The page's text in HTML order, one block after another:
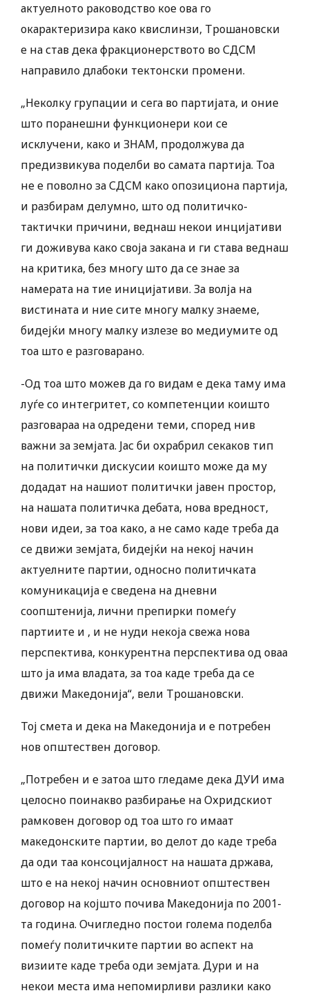
актуелното раководство кое ова го
окарактеризира како квислинзи, Трошановски
е на став дека фракционерството во СДСМ
направило длабоки тектонски промени.
„Неколку групации и сега во партијата, и оние
што поранешни функционери кои се
исклучени, како и ЗНАМ, продолжува да
предизвикува поделби во самата партија. Тоа
не е поволно за СДСМ како опозициона партија,
и разбирам делумно, што од политичко-
тактички причини, веднаш некои инцијативи
ги доживува како своја закана и ги става веднаш
на критика, без многу што да се знае за
намерата на тие иницијативи. За волја на
вистината и ние сите многу малку знаеме,
бидејќи многу малку излезе во медиумите од
тоа што е разговарано.
-Од тоа што можев да го видам е дека таму има
луѓе со интегритет, со компетенции коишто
разговараа на одредени теми, според нив
важни за земјата. Јас би охрабрил секаков тип
на политички дискусии коишто може да му
додадат на нашиот политички јавен простор,
на нашата политичка дебата, нова вредност,
нови идеи, за тоа како, а не само каде треба да
се движи земјата, бидејќи на некој начин
актуелните партии, односно политичката
комуникација е сведена на дневни
соопштенија, лични препирки помеѓу
партиите и , и не нуди некоја свежа нова
перспектива, конкурентна перспектива од оваа
што ја има владата, за тоа каде треба да се
движи Македонија“, вели Трошановски.
Тој смета и дека на Македонија и е потребен
нов општествен договор.
„Потребен и е затоа што гледаме дека ДУИ има
целосно поинакво разбирање на Охридскиот
рамковен договор од тоа што го имаат
македонските партии, во делот до каде треба
да оди таа консоцијалност на нашата држава,
што е на некој начин основниот општествен
договор на којшто почива Македонија по 2001-
та година. Очигледно постои голема поделба
помеѓу политичките партии во аспект на
визиите каде треба оди земјата. Дури и на
некои места има непомирливи разлики како